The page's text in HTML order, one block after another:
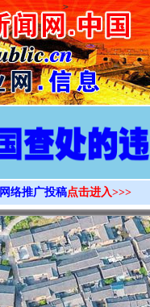
>
网络推广投稿点击进入>>>